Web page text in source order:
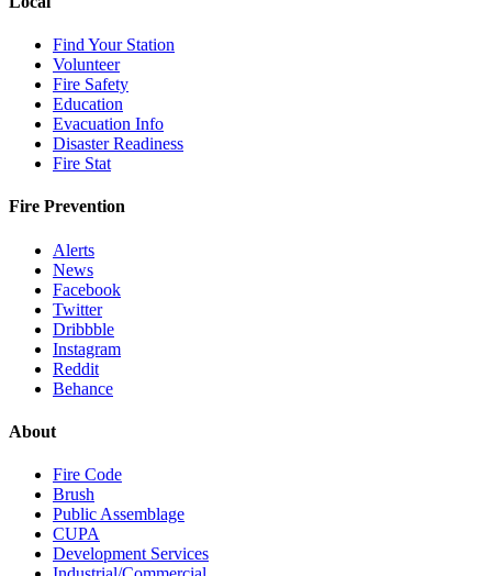
Find Your Station
Volunteer
Fire Safety
Education
Evacuation Info
Disaster Readiness
Fire Stat
Fire Prevention
Alerts
News
Facebook
Twitter
Dribbble
Instagram
Reddit
Behance
About
Fire Code
Brush
Public Assemblage
CUPA
Development Services